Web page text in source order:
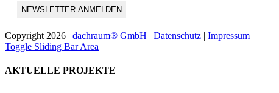
Copyright 2026 | dachraum® GmbH | Datenschutz | Impressum
Toggle Sliding Bar Area
AKTUELLE PROJEKTE